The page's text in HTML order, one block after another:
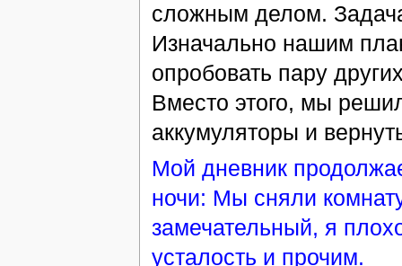
сложным делом.
Изначально нашим
опробовать пару
Вместо этого, мы
аккумуляторы и
Мой дневник
ночи: Мы сняли
замечательный, я
усталость и прочим.